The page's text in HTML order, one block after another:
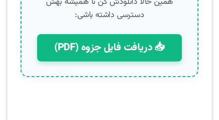
دسترسی داشته باشی:
📥 دریافت فایل جزوه (PDF)